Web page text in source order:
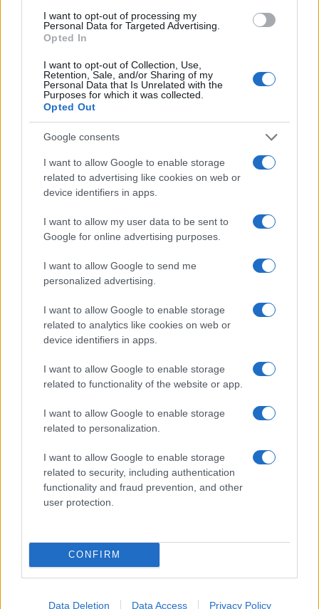
I want to opt-out of processing my
Personal Data for Targeted Advertising.
Opted In
I want to opt-out of Collection, Use,
Retention, Sale, and/or Sharing of my
Personal Data that Is Unrelated with the
Purposes for which it was collected.
Opted Out
Google consents
I want to allow Google to enable storage
related to advertising like cookies on web or
device identifiers in apps.
I want to allow my user data to be sent to
Google for online advertising purposes.
I want to allow Google to send me
personalized advertising.
I want to allow Google to enable storage
related to analytics like cookies on web or
device identifiers in apps.
I want to allow Google to enable storage
related to functionality of the website or app.
I want to allow Google to enable storage
related to personalization.
I want to allow Google to enable storage
related to security, including authentication
functionality and fraud prevention, and other
user protection.
CONFIRM
Data Deletion Data Access Privacy Policy
Az őszi árpa 218 ezer hektáros termőterületének 90 százalékát
kissé elmarad a tavalyitól, a termés a vetésterület növekedése
miatt már meghaladja a 2018-ast, eddig 1,08 millió tonna került
a raktárakba - közölte a Nemzeti Agrárgazdasági Kamara (NAK)
az MTI érdeklődésére.
HÍRLEVÉL
E-mail cím
szabályzatot!
HÍRDETÉS
LEGFRISSEBB
Megérkezett az eső a Duna vízgyűjtőjére